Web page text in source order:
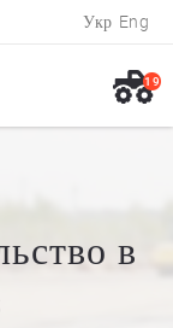
Укр Eng
19
в